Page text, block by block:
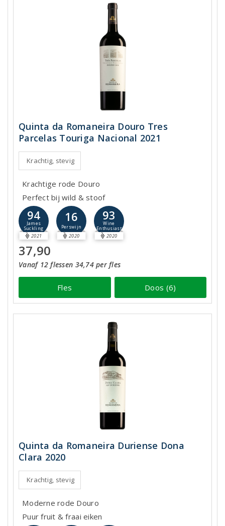
Quinta da Romaneira Douro Tres
Parcelas Touriga Nacional 2021
Krachtig, stevig
Krachtige rode Douro
Perfect bij wild & stoof
94
James
Suckling
2021
16
Perswijn
2020
93
Wine
Enthusiast
2020
37,90
Vanaf 12 flessen 34,74 per fles
Fles Doos (6)
Quinta da Romaneira Duriense Dona
Clara 2020
Krachtig, stevig
Moderne rode Douro
Puur fruit & fraai eiken